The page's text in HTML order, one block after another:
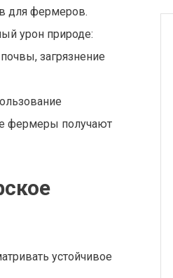
для фермеров.
урон природе:
загрязнение
фермеры получают
устойчивое